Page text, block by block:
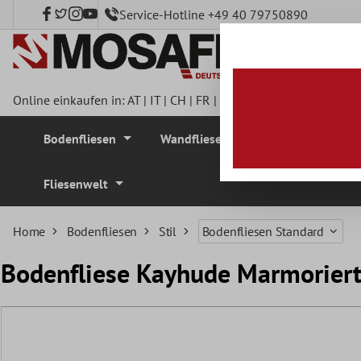
springen Service-Hotline +49 40 79750890
Online einkaufen in:AT| IT| CH | FR |
Bodenfliesen Wandfliesen
Fliesenwelt
Home Bodenfliesen Stil Bodenfliesen Standard
Bodenfliese Kayhude